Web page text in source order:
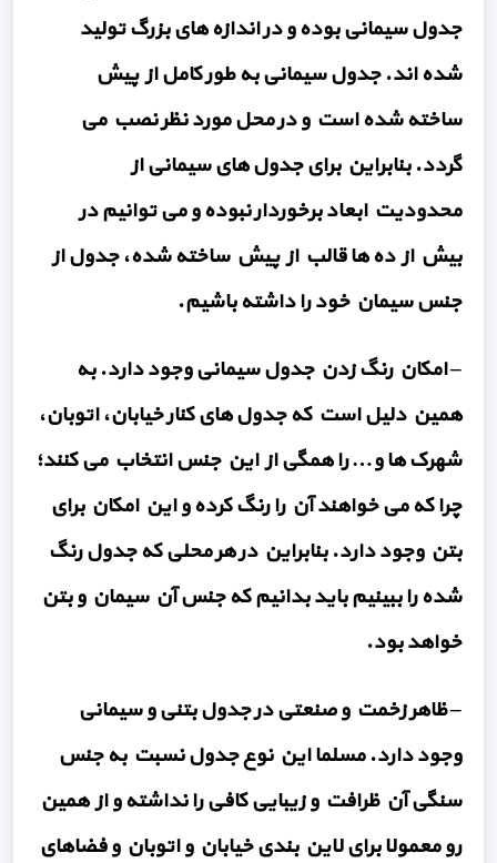
جدول سیمانی بوده و در اندازه های بزرگ تولید
شده اند. جدول سیمانی به طور کامل از پیش
ساخته شده است و در محل مورد نظر نصب می
گردد. بنابراین برای جدول های سیمانی از
محدودیت ابعاد برخوردار نبوده و می توانیم در
بیش از ده ها قالب از پیش ساخته شده، جدول از
جنس سیمان خود را داشته باشیم.
– امکان رنگ زدن جدول سیمانی وجود دارد. به
همین دلیل است که جدول های کنار خیابان، اتوبان،
شهرک ها و… را همگی از این جنس انتخاب می کنند؛
چرا که می خواهند آن را رنگ کرده و این امکان برای
بتن وجود دارد. بنابراین در هر محلی که جدول رنگ
شده را ببینیم باید بدانیم که جنس آن سیمان و بتن
خواهد بود.
– ظاهر زخمت و صنعتی در جدول بتنی و سیمانی
وجود دارد. مسلما این نوع جدول نسبت به جنس
سنگی آن ظرافت و زیبایی کافی را نداشته و از همین
رو معمولا برای لاین بندی خیابان و اتوبان و فضاهای